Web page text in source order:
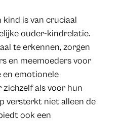
kind is van cruciaal
ouder-kindrelatie.
te erkennen, zorgen
en meemoeders voor
en emotionele
zichzelf als voor hun
versterkt niet alleen de
ook een